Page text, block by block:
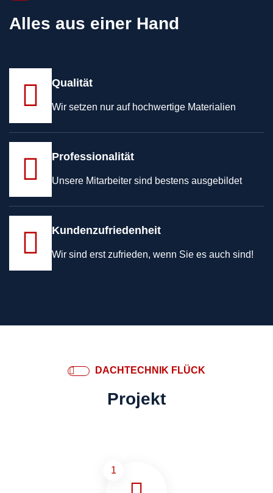
Alles aus einer Hand
Qualität
Wir setzen nur auf hochwertige Materialien
Professionalität
Unsere Mitarbeiter sind bestens ausgebildet
Kundenzufriedenheit
Wir sind erst zufrieden, wenn Sie es auch sind!
DACHTECHNIK FLÜCK
Projekt
1